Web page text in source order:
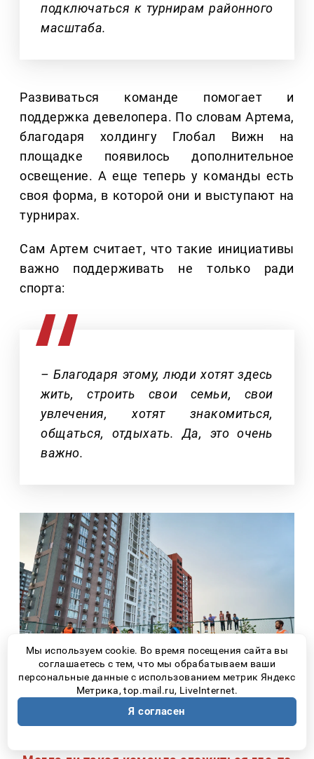
подключаться к турнирам районного
масштаба.
Развиваться команде помогает и
поддержка девелопера. По словам Артема,
благодаря холдингу Глобал Вижн на
площадке появилось дополнительное
освещение. А еще теперь у команды есть
своя форма, в которой они и выступают на
турнирах.
Сам Артем считает, что такие инициативы
важно поддерживать не только ради
спорта:
– Благодаря этому, люди хотят здесь
жить, строить свои семьи, свои
увлечения, хотят знакомиться,
общаться, отдыхать. Да, это очень
важно.
Источник: Глобал Вижн Холдинг
Мы используем cookie. Во время посещения сайта вы
соглашаетесь с тем, что мы обрабатываем ваши
персональные данные с использованием метрик Яндекс
Метрика, top.mail.ru, LiveInternet.
Я согласен